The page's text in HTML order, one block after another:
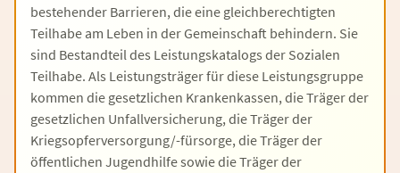
bestehender Barrieren, die eine gleichberechtigten
Teilhabe am Leben in der Gemeinschaft behindern. Sie
sind Bestandteil des Leistungskatalogs der Sozialen
Teilhabe. Als Leistungsträger für diese Leistungsgruppe
kommen die gesetzlichen Krankenkassen, die Träger der
gesetzlichen Unfallversicherung, die Träger der
Kriegsopferversorgung/-fürsorge, die Träger der
öffentlichen Jugendhilfe sowie die Träger der